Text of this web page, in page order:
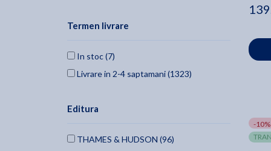
Termen livrare
In stoc (7)
Livrare in 2-4 saptamani (1323)
Editura
THAMES & HUDSON (96)
-10%